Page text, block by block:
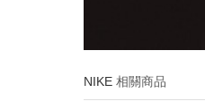
NIKE 相關商品